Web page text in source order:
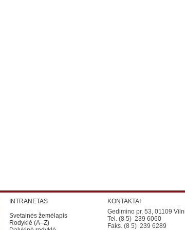
INTRANETAS
Svetainės žemėlapis
Rodyklė (A–Z)
KONTAKTAI
Gedimino pr. 53, 01109
Tel. (8 5) 239 6060
Faks. (8 5) 239 6289